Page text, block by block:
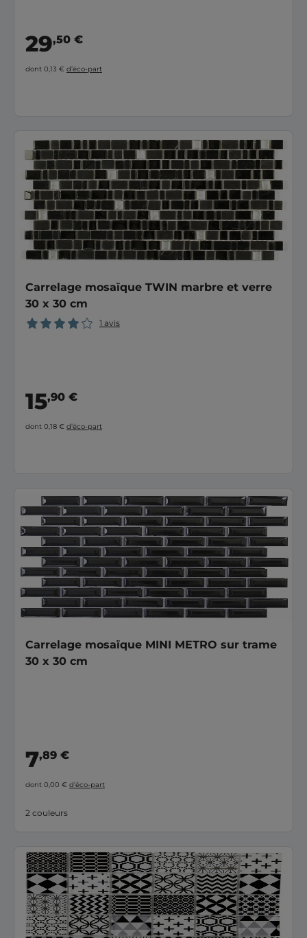
29,50 €
dont 0,13 € d’éco-part
Carrelage mosaïque TWIN marbre et verre
30 x 30 cm
1 avis
15,90 €
dont 0,18 € d’éco-part
Carrelage mosaïque MINI METRO sur trame
30 x 30 cm
7,89 €
dont 0,00 € d’éco-part
2 couleurs